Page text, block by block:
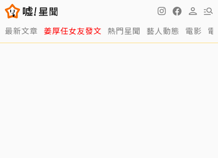
最新文章 姜厚任女友發文 熱門星聞 藝人動態 電影